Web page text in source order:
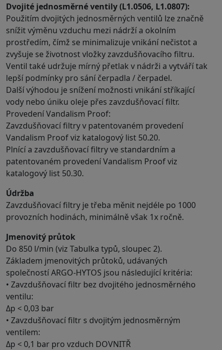
Dvojité jednosměrné ventily (L1.0506, L1.0807):
Použitím dvojitých jednosměrných ventilů lze značně
snížit výměnu vzduchu mezi nádrží a okolním
prostředím, čímž se minimalizuje vnikání nečistot a
zvyšuje se životnost vložky zavzdušňovacího filtru.
Ventil také udržuje mírný přetlak v nádrži a vytváří tak
lepší podmínky pro sání čerpadla / čerpadel.
Další výhodou je snížení možnosti vnikání stříkající
vody nebo úniku oleje přes zavzdušňovací filtr.
Provedení Vandalism Proof:
Zavzdušňovací filtry v patentovaném provedení
Vandalism Proof viz katalogový list 50.20.
Plnící a zavzdušňovací filtry ve standardním a
patentovaném provedení Vandalism Proof viz
katalogový list 50.30.
Údržba
Zavzdušňovací filtry je třeba měnit nejdéle po 1000
provozních hodinách, minimálně však 1x ročně.
Jmenovitý průtok
Do 850 l/min (viz Tabulka typů, sloupec 2).
Základem jmenovitých průtoků, udávaných
společností ARGO-HYTOS jsou následující kritéria:
• Zavzdušňovací filtr bez dvojitého jednosměrného
ventilu:
Δp < 0,03 bar
• Zavzdušňovací filtr s dvojitým jednosměrným
ventilem:
Δp < 0,1 bar pro vzduch DOVNITŘ